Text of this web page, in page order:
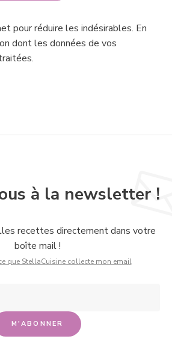
pour réduire les indésirables. En
dont les données de vos
.
à la newsletter !
recettes directement dans votre
boîte mail !
que StellaCuisine collecte mon email